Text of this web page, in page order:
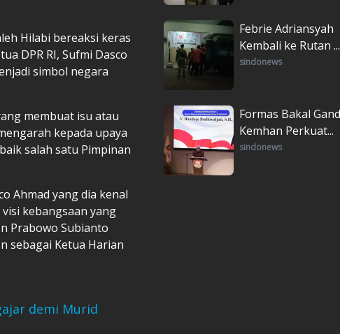
Hilabi bereaksi keras
DPR RI, Sufmi Dasco
simbol negara
membuat isu atau
kepada upaya
salah satu Pimpinan
Ahmad yang dia kenal
kebangsaan yang
Prabowo Subianto
sebagai Ketua Harian
demi Murid
Febrie Adriansyah
Kembali ke Rutan ...
sindonews
Formas Bakal
Kemhan Perkuat...
sindonews